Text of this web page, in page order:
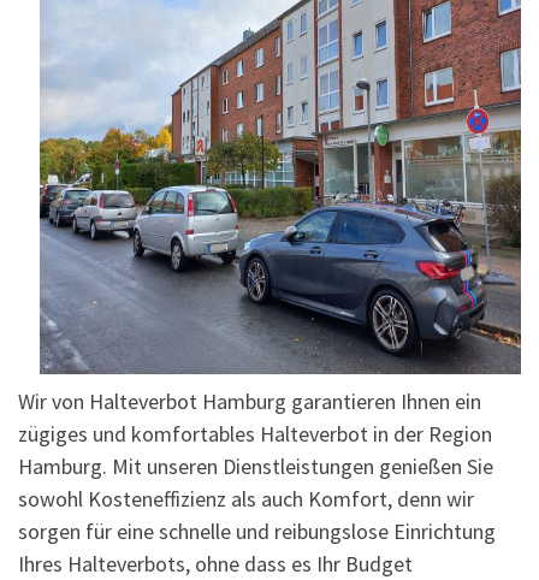
Wir von Halteverbot Hamburg garantieren Ihnen ein
zügiges und komfortables Halteverbot in der Region
Hamburg. Mit unseren Dienstleistungen genießen Sie
sowohl Kosteneffizienz als auch Komfort, denn wir
sorgen für eine schnelle und reibungslose Einrichtung
Ihres Halteverbots, ohne dass es Ihr Budget